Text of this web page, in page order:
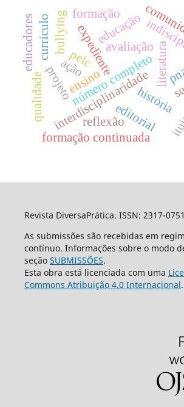
número completo
editorial
expediente
ensino
interdisciplinaridadehistória
literatura
projeto
pelc
educação
formação continuada
avaliação
qualidade
bullying
currículo formação
educadores
reflexão
ação
Revista DiversaPrática. ISSN: 2317-0751
As submissões são recebidas em
contínuo. Informações sobre o modo
seção SUBMISSÕES.
Esta obra está licenciada com uma
Commons Atribuição 4.0 Internacional.